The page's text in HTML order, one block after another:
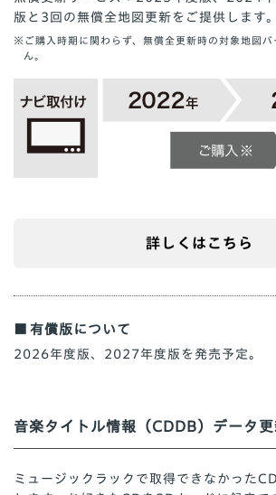
版と3回の無償全地図更新をご提供します。
※ご購入時期に関わらず、無償全更新時の対象地図バ
ん。
詳しくはこちら
有償版について
2026年度版、2027年度版を発売予定。
音楽タイトル情報（CDDB）データ更
ミュージックラックで取得できなかった